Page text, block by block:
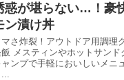
惑が堪らない…！豪
ン漬け丼
マさ炸裂！アウトドア用調理
メスティンやホットサンド
ャンプで手軽においしいメニ